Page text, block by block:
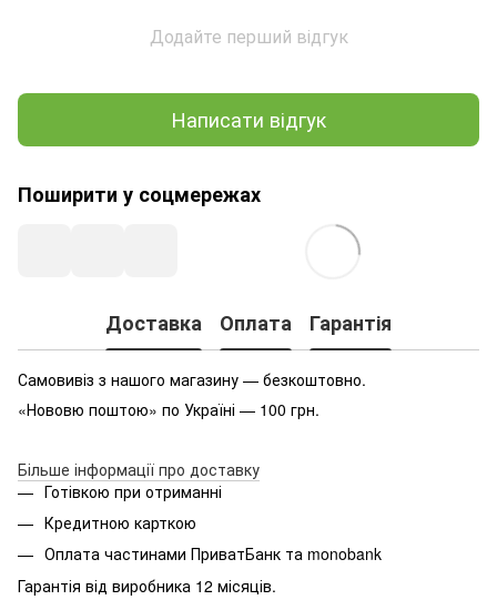
Додайте перший відгук
Написати відгук
Поширити у соцмережах
Доставка Оплата Гарантія
Самовивіз з нашого магазину — безкоштовно.
«Нововю поштою» по Україні — 100 грн.
Більше інформації про доставку
Готівкою при отриманні
Кредитною карткою
Оплата частинами ПриватБанк та monobank
Гарантія від виробника 12 місяців.